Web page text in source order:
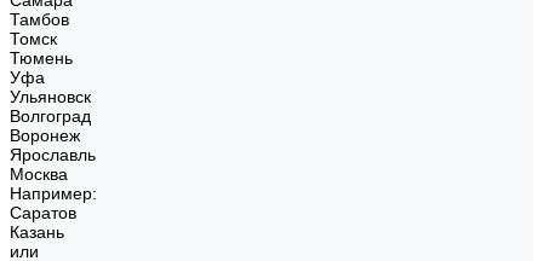
Тамбов
Томск
Тюмень
Уфа
Ульяновск
Волгоград
Воронеж
Ярославль
Москва
Например:
Саратов
Казань
или